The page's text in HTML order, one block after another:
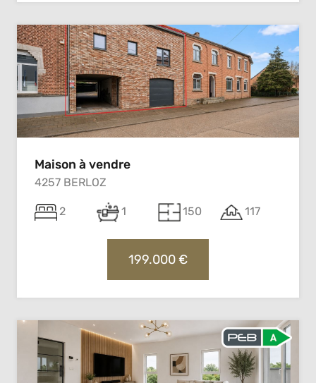
Maison à vendre
4257 BERLOZ
2 1 150 117
199.000 €